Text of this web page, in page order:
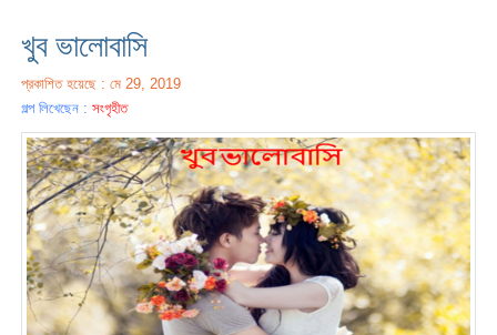
খুব ভালোবাসি
প্রকাশিত হয়েছে : মে 29, 2019
গল্প লিখেছেন :সংগৃহীত